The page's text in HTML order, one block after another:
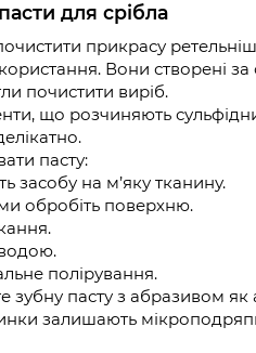
для срібла
прикрасу
Вони створені
почистити виріб.
що розчиняють
пасту:
засобу на м’яку тканину.
обробіть поверхню.
полірування.
зубну пасту з абразивом
залишають